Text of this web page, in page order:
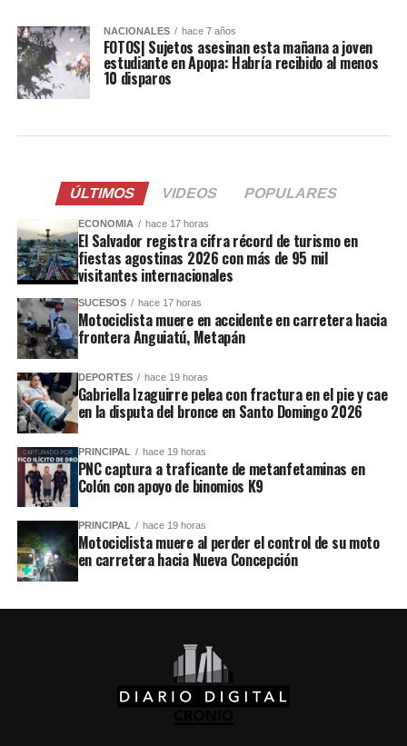
NACIONALES hace 7 años
FOTOS| Sujetos asesinan esta mañana a joven
estudiante en Apopa: Habría recibido al menos
10 disparos
ÚLTIMOS VIDEOS POPULARES
ECONOMIA hace 17 horas
El Salvador registra cifra récord de turismo en
fiestas agostinas 2026 con más de 95 mil
visitantes internacionales
SUCESOS hace 17 horas
Motociclista muere en accidente en carretera hacia
frontera Anguiatú, Metapán
DEPORTES hace 19 horas
Gabriella Izaguirre pelea con fractura en el pie y cae
en la disputa del bronce en Santo Domingo 2026
PRINCIPAL hace 19 horas
PNC captura a traficante de metanfetaminas en
Colón con apoyo de binomios K9
PRINCIPAL hace 19 horas
Motociclista muere al perder el control de su moto
en carretera hacia Nueva Concepción